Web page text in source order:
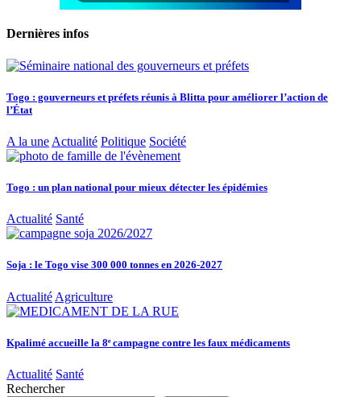
Dernières infos
Togo : gouverneurs et préfets réunis à Blitta pour améliorer l’action de
l’État
A la une Actualité Politique Société
Togo : un plan national pour mieux détecter les épidémies
Actualité Santé
Soja : le Togo vise 300 000 tonnes en 2026-2027
Actualité Agriculture
Kpalimé accueille la 8ᵉ campagne contre les faux médicaments
Actualité Santé
Rechercher